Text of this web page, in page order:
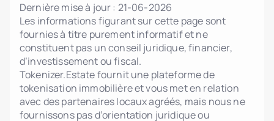
Dernière mise à jour : 21-06-2026
Les informations figurant sur cette page sont
fournies à titre purement informatif et ne
constituent pas un conseil juridique, financier,
d’investissement ou fiscal.
Tokenizer.Estate fournit une plateforme de
tokenisation immobilière et vous met en relation
avec des partenaires locaux agréés, mais nous ne
fournissons pas d’orientation juridique ou